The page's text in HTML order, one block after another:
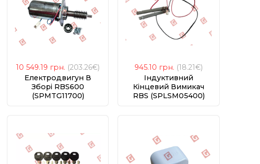
10 549.19 грн. (203.26€)
Електродвигун В
Зборі RBS600
(SPMTG11700)
945.10 грн. (18.21€)
Індуктивний
Кінцевий Вимикач
RBS (SPLSM05400)